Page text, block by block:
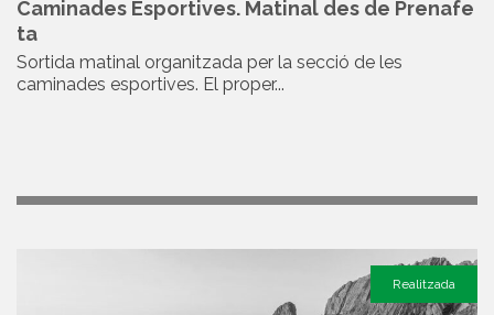
Caminades Esportives. Matinal des de Prenafe
ta
Sortida matinal organitzada per la secció de les
caminades esportives. El proper...
Realitzada